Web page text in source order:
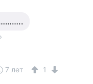
7 лет
1